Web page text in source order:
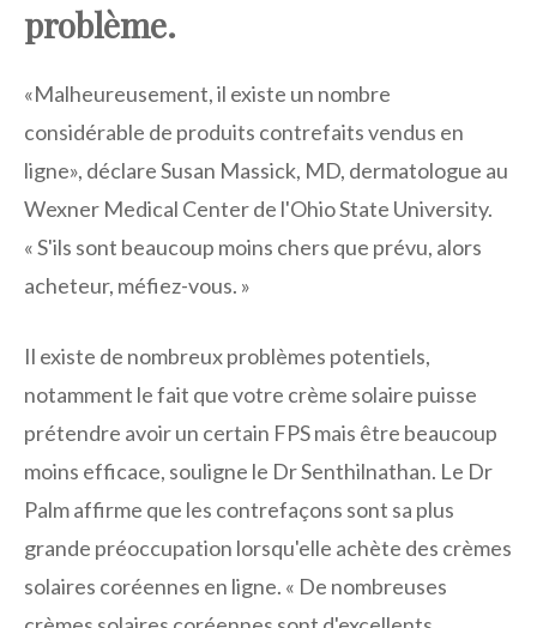
problème.
«Malheureusement, il existe un nombre
considérable de produits contrefaits vendus en
ligne», déclare Susan Massick, MD, dermatologue au
Wexner Medical Center de l'Ohio State University.
« S'ils sont beaucoup moins chers que prévu, alors
acheteur, méfiez-vous. »
Il existe de nombreux problèmes potentiels,
notamment le fait que votre crème solaire puisse
prétendre avoir un certain FPS mais être beaucoup
moins efficace, souligne le Dr Senthilnathan. Le Dr
Palm affirme que les contrefaçons sont sa plus
grande préoccupation lorsqu'elle achète des crèmes
solaires coréennes en ligne. « De nombreuses